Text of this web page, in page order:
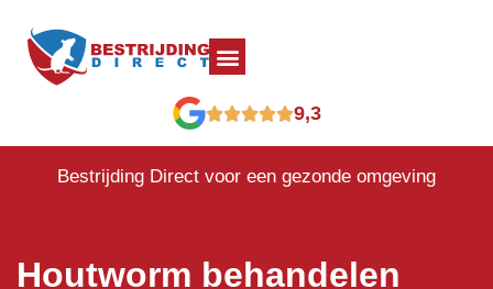
9,3
Bestrijding Direct voor een gezonde omgeving
Houtworm behandelen